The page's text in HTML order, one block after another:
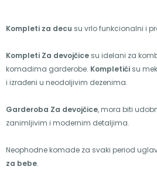
Kompleti za decu su vrlo funkcionalni i
Kompleti Za devojčice su idelani za
komadima garderobe. Kompletići su
i izrađeni u neodoljivim dezenima.
Garderoba Za devojčice, mora biti
zanimljivim i modernim detaljima.
Neophodne komade za svaki period
za bebe.